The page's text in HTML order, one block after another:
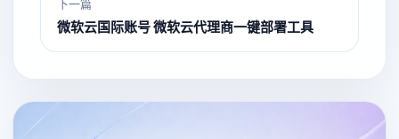
下一篇
微软云国际账号 微软云代理商一键部署工具